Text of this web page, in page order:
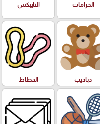
الخرامات التايبكس
دباديب المطاط